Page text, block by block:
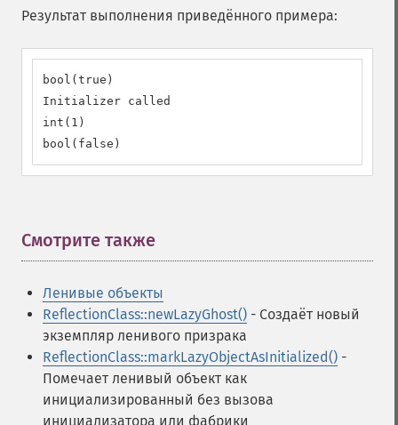
Результат выполнения приведённого примера:
bool(true)
Initializer called
int(1)
bool(false)
Смотрите также
Ленивые объекты
ReflectionClass::newLazyGhost() - Создаёт новый
экземпляр ленивого призрака
ReflectionClass::markLazyObjectAsInitialized() -
Помечает ленивый объект как
инициализированный без вызова
инициализатора или фабрики